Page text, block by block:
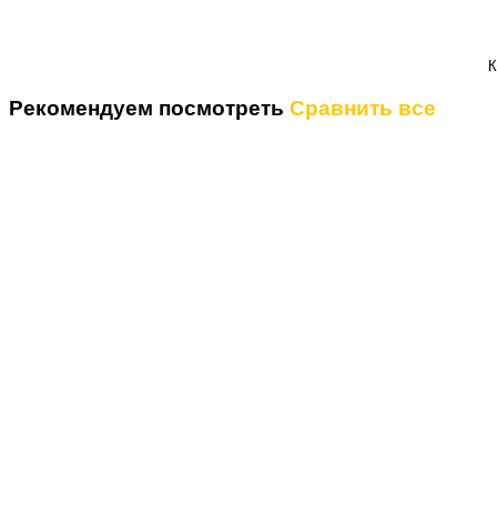
Рекомендуем посмотреть Сравнить все